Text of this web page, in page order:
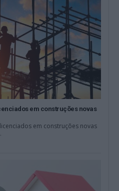
em construções novas
em construções novas